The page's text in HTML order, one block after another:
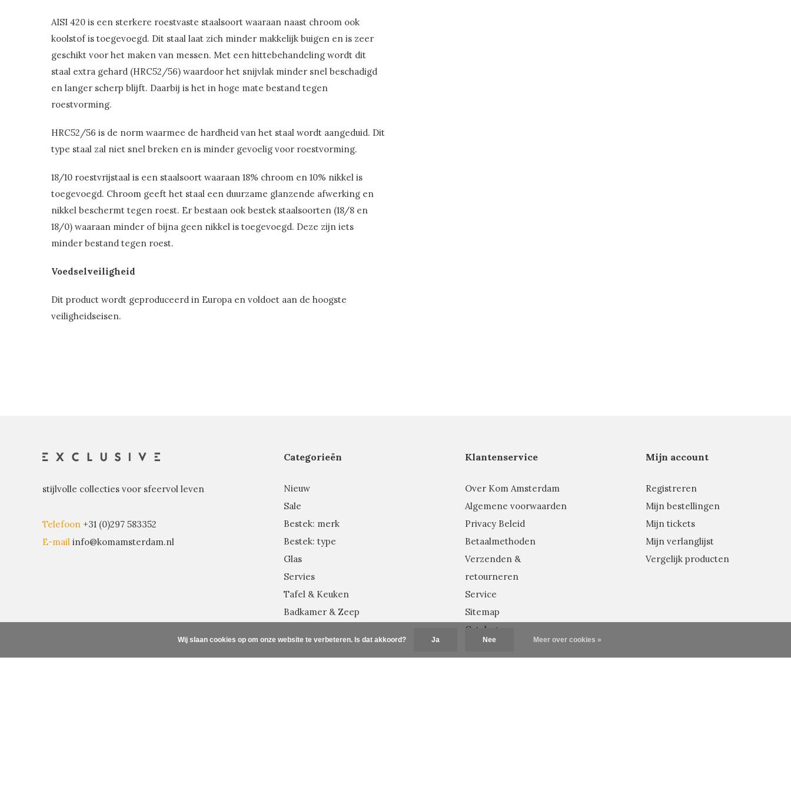
AISI 420 is een sterkere roestvaste staalsoort waaraan naast chroom ook
koolstof is toegevoegd. Dit staal laat zich minder makkelijk buigen en is zeer
geschikt voor het maken van messen. Met een hittebehandeling wordt dit
staal extra gehard (HRC52/56) waardoor het snijvlak minder snel beschadigd
en langer scherp blijft. Daarbij is het in hoge mate bestand tegen
roestvorming.
HRC52/56 is de norm waarmee de hardheid van het staal wordt aangeduid. Dit
type staal zal niet snel breken en is minder gevoelig voor roestvorming.
18/10 roestvrijstaal is een staalsoort waaraan 18% chroom en 10% nikkel is
toegevoegd. Chroom geeft het staal een duurzame glanzende afwerking en
nikkel beschermt tegen roest. Er bestaan ook bestek staalsoorten (18/8 en
18/0) waaraan minder of bijna geen nikkel is toegevoegd. Deze zijn iets
minder bestand tegen roest.
Voedselveiligheid
Dit product wordt geproduceerd in Europa en voldoet aan de hoogste
veiligheidseisen.
stijlvolle collecties voor sfeervol leven
Telefoon +31 (0)297 583352
E-mail info@komamsterdam.nl
Categorieën
Nieuw
Sale
Bestek: merk
Bestek: type
Glas
Servies
Tafel & Keuken
Badkamer & Zeep
Klantenservice
Over Kom Amsterdam
Algemene voorwaarden
Privacy Beleid
Betaalmethoden
Verzenden &
retourneren
Service
Sitemap
Catalogus
Mijn account
Registreren
Mijn bestellingen
Mijn tickets
Mijn verlanglijst
Vergelijk producten
Wij slaan cookies op om onze website te verbeteren. Is dat akkoord? Ja Nee Meer over cookies »